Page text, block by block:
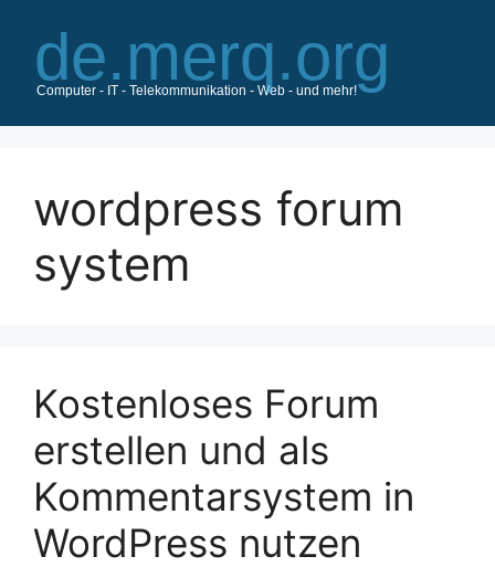
Inhalt
springen
wordpress forum
system
Kostenloses Forum
erstellen und als
Kommentarsystem in
WordPress nutzen